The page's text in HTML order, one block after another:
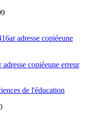
adresse copiéeune
adresse copiéeune erreur
de l'éducation